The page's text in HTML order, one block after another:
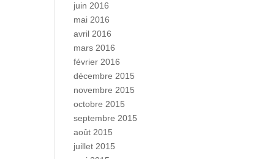
juin 2016
mai 2016
avril 2016
mars 2016
février 2016
décembre 2015
novembre 2015
octobre 2015
septembre 2015
août 2015
juillet 2015